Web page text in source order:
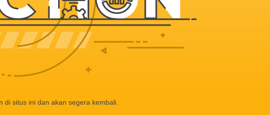
di situs ini dan akan segera kembali.